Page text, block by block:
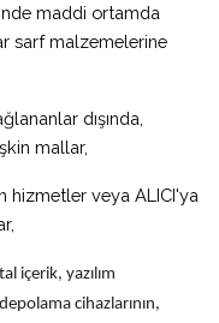
maddi ortamda
sarf malzemelerine
dışında,
mallar,
hizmetler veya ALICI'ya
içerik, yazılım
cihazlarının,